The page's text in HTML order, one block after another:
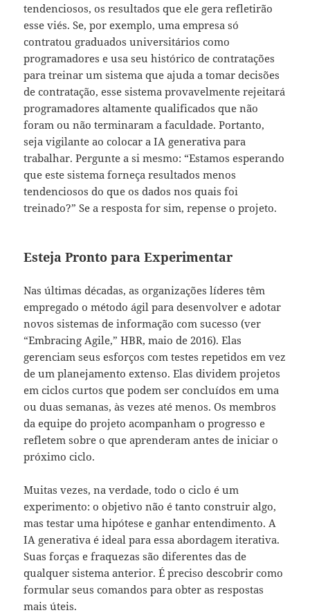
tendenciosos, os resultados que ele gera refletirão
esse viés. Se, por exemplo, uma empresa só
contratou graduados universitários como
programadores e usa seu histórico de contratações
para treinar um sistema que ajuda a tomar decisões
de contratação, esse sistema provavelmente rejeitará
programadores altamente qualificados que não
foram ou não terminaram a faculdade. Portanto,
seja vigilante ao colocar a IA generativa para
trabalhar. Pergunte a si mesmo: “Estamos esperando
que este sistema forneça resultados menos
tendenciosos do que os dados nos quais foi
treinado?” Se a resposta for sim, repense o projeto.
Esteja Pronto para Experimentar
Nas últimas décadas, as organizações líderes têm
empregado o método ágil para desenvolver e adotar
novos sistemas de informação com sucesso (ver
“Embracing Agile,” HBR, maio de 2016). Elas
gerenciam seus esforços com testes repetidos em vez
de um planejamento extenso. Elas dividem projetos
em ciclos curtos que podem ser concluídos em uma
ou duas semanas, às vezes até menos. Os membros
da equipe do projeto acompanham o progresso e
refletem sobre o que aprenderam antes de iniciar o
próximo ciclo.
Muitas vezes, na verdade, todo o ciclo é um
experimento: o objetivo não é tanto construir algo,
mas testar uma hipótese e ganhar entendimento. A
IA generativa é ideal para essa abordagem iterativa.
Suas forças e fraquezas são diferentes das de
qualquer sistema anterior. É preciso descobrir como
formular seus comandos para obter as respostas
mais úteis.